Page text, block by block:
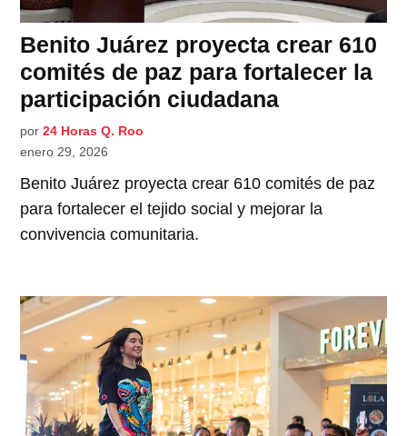
Benito Juárez proyecta crear 610
comités de paz para fortalecer la
participación ciudadana
por 24 Horas Q. Roo
enero 29, 2026
Benito Juárez proyecta crear 610 comités de paz
para fortalecer el tejido social y mejorar la
convivencia comunitaria.